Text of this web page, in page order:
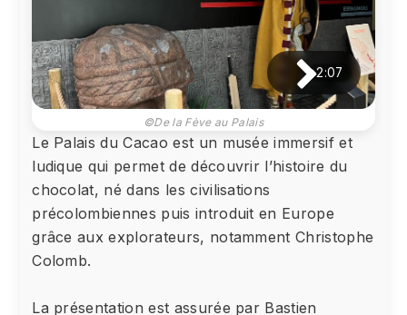
2:07
©De la Fève au Palais
Le Palais du Cacao est un musée immersif et
ludique qui permet de découvrir l’histoire du
chocolat, né dans les civilisations
précolombiennes puis introduit en Europe
grâce aux explorateurs, notamment Christophe
Colomb.
La présentation est assurée par Bastien